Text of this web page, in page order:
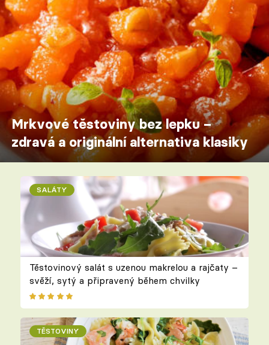
Mrkvové těstoviny bez lepku –
zdravá a originální alternativa klasiky
SALÁTY
Těstovinový salát s uzenou makrelou a rajčaty –
svěží, sytý a připravený během chvilky
TĚSTOVINY